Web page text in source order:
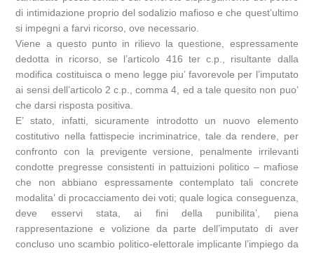
di intimidazione proprio del sodalizio mafioso e che quest’ultimo
si impegni a farvi ricorso, ove necessario.
Viene a questo punto in rilievo la questione, espressamente
dedotta in ricorso, se l’articolo 416 ter c.p., risultante dalla
modifica costituisca o meno legge piu’ favorevole per l’imputato
ai sensi dell’articolo 2 c.p., comma 4, ed a tale quesito non puo’
che darsi risposta positiva.
E’ stato, infatti, sicuramente introdotto un nuovo elemento
costitutivo nella fattispecie incriminatrice, tale da rendere, per
confronto con la previgente versione, penalmente irrilevanti
condotte pregresse consistenti in pattuizioni politico – mafiose
che non abbiano espressamente contemplato tali concrete
modalita’ di procacciamento dei voti; quale logica conseguenza,
deve esservi stata, ai fini della punibilita’, piena
rappresentazione e volizione da parte dell’imputato di aver
concluso uno scambio politico-elettorale implicante l’impiego da